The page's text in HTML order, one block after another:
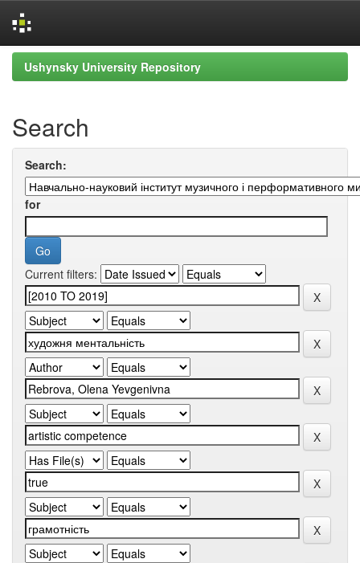
Skip
navigation
Ushynsky University Repository
Search
Search:
for
Current filters: